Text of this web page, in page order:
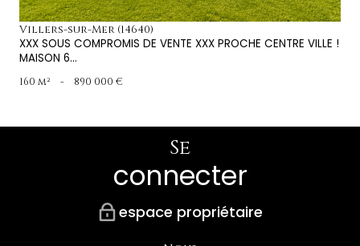
Villers-sur-Mer (14640)
XXX SOUS COMPROMIS DE VENTE XXX PROCHE CENTRE VILLE !
MAISON 6...
160 m² - 890 000 €
Se
connecter
espace propriétaire